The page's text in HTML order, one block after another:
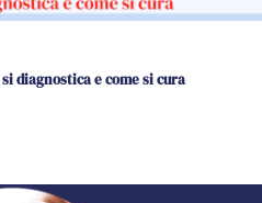
diagnostica e come si cura